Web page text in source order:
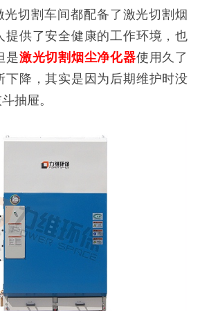
光切割车间都配备了激光切割烟
提供了安全健康的工作环境，也
是激光切割烟尘净化器使用久了
下降，其实是因为后期维护时没
抽屉。